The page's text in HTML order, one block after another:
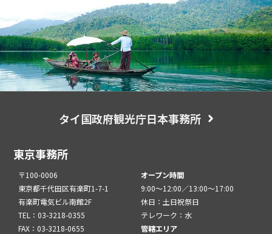
タイ国政府観光庁日本事務所
東京事務所
〒100-0006
東京都千代田区有楽町1-7-1
有楽町電気ビル南館2F
TEL：03-3218-0355
FAX：03-3218-0655
オープン時間
9:00～12:00／13:00～17:00
休日：土日祝祭日
テレワーク：水
管轄エリア